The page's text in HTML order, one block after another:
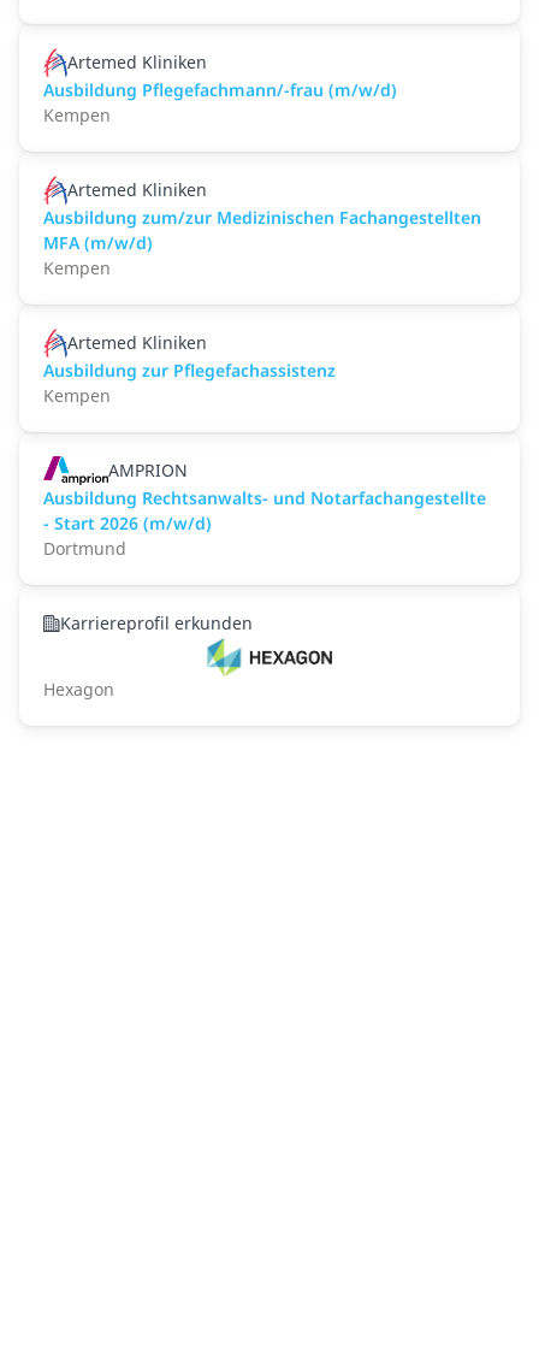
Artemed Kliniken
Ausbildung Pflegefachmann/-frau (m/w/d)
Kempen
Artemed Kliniken
Ausbildung zum/zur Medizinischen Fachangestellten
MFA (m/w/d)
Kempen
Artemed Kliniken
Ausbildung zur Pflegefachassistenz
Kempen
AMPRION
Ausbildung Rechtsanwalts- und Notarfachangestellte
- Start 2026 (m/w/d)
Dortmund
Karriereprofil erkunden
Hexagon